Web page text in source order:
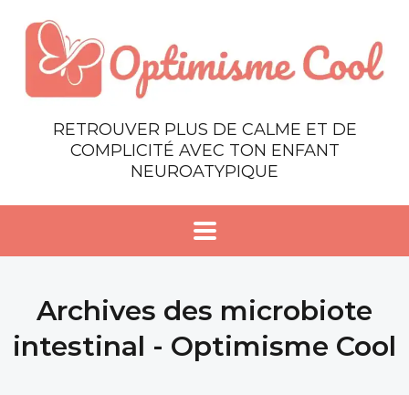
RETROUVER PLUS DE CALME ET DE
COMPLICITÉ AVEC TON ENFANT
NEUROATYPIQUE
Archives des microbiote
intestinal - Optimisme Cool